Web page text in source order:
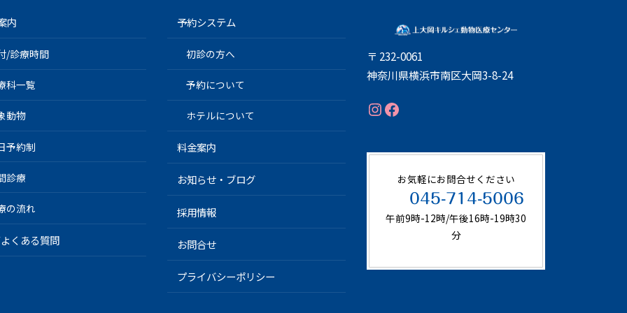
内
/診療時間
科一覧
動物
予約制
診療
の流れ
くある質問
予約システム
初診の方へ
予約について
ホテルについて
料金案内
お知らせ・ブログ
採用情報
お問合せ
プライバシーポリシー
〒 232-0061
神奈川県横浜市南区大岡3-8-24
Instagram
Facebook
お気軽にお問合せください
045-714-5006
午前9時-12時/午後16時-19時30
分